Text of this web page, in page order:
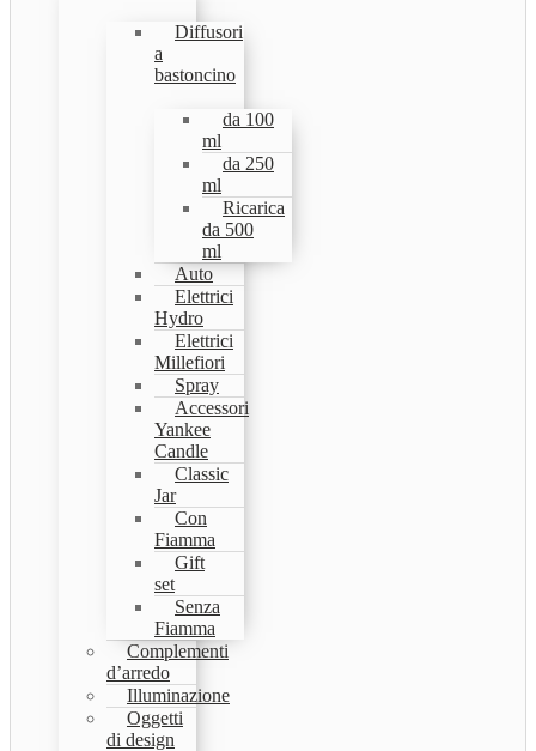
Diffusori
a
bastoncino
da 100
ml
da 250
ml
Ricarica
da 500
ml
Auto
Elettrici
Hydro
Elettrici
Millefiori
Spray
Accessori
Yankee
Candle
Classic
Jar
Con
Fiamma
Gift
set
Senza
Fiamma
Complementi
d’arredo
Illuminazione
Oggetti
di design